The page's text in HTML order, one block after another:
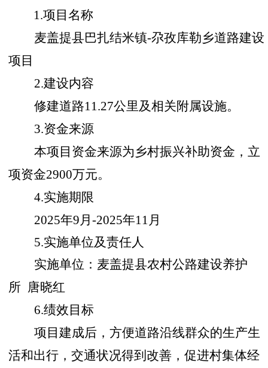
1.项目名称
麦盖提县巴扎结米镇-尕孜库勒乡道路建设
项目
2.建设内容
修建道路11.27公里及相关附属设施。
3.资金来源
本项目资金来源为乡村振兴补助资金，立
项资金2900万元。
4.实施期限
2025年9月-2025年11月
5.实施单位及责任人
实施单位：麦盖提县农村公路建设养护
所 唐晓红
6.绩效目标
项目建成后，方便道路沿线群众的生产生
活和出行，交通状况得到改善，促进村集体经